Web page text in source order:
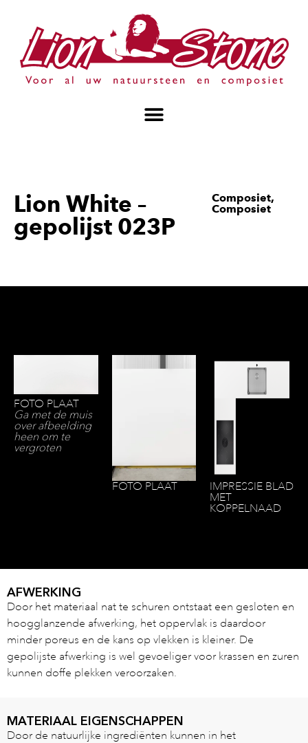
Lion White –
gepolijst 023P
Composiet,
Composiet
FOTO PLAAT
Ga met de muis
over afbeelding
heen om te
vergroten
FOTO PLAAT
IMPRESSIE BLAD
MET
KOPPELNAAD
AFWERKING
Door het materiaal nat te schuren ontstaat een gesloten en
hoogglanzende afwerking, het oppervlak is daardoor
minder poreus en de kans op vlekken is kleiner. De
gepolijste afwerking is wel gevoeliger voor krassen en zuren
kunnen doffe plekken veroorzaken.
MATERIAAL EIGENSCHAPPEN
Door de natuurlijke ingrediënten kunnen in het